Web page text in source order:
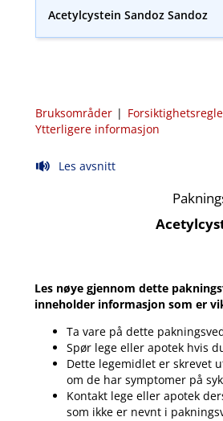
Acetylcystein Sandoz Sandoz
Bruksområder |
Ytterligere informasjon
Les avsnitt
Les nøye gjennom dette
inneholder informasjon som er
Ta vare på dette
Spør lege eller apotek hvis
Dette legemidlet er skrevet
om de har symptomer på
Kontakt lege eller apotek
som ikke er nevnt i